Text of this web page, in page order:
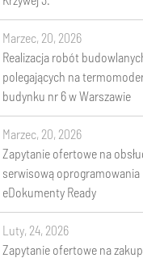
marzec, 20, 2026
Realizacja robót
polegających na
budynku nr 6 w Warszawie
marzec, 20, 2026
Zapytanie ofertowe na
serwisową oprogramowania
eDokumenty Ready
luty, 24, 2026
Zapytanie ofertowe na